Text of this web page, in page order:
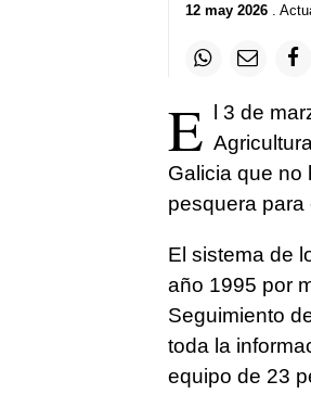
12 may 2026.
E
l 3 de
Galicia que no
pesquera para
El sistema de
año 1995 por
Seguimiento
toda la
equipo de 23